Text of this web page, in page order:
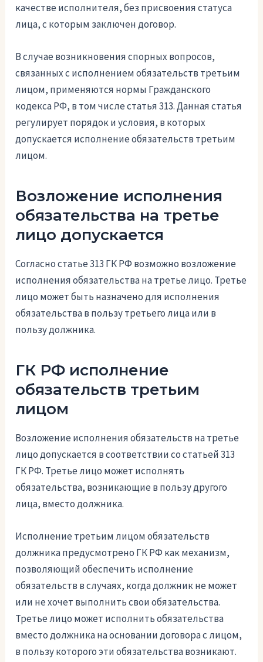
качестве исполнителя, без присвоения статуса
лица, с которым заключен договор.
В случае возникновения спорных вопросов,
связанных с исполнением обязательств третьим
лицом, применяются нормы Гражданского
кодекса РФ, в том числе статья 313. Данная статья
регулирует порядок и условия, в которых
допускается исполнение обязательств третьим
лицом.
Возложение исполнения
обязательства на третье
лицо допускается
Согласно статье 313 ГК РФ возможно возложение
исполнения обязательства на третье лицо. Третье
лицо может быть назначено для исполнения
обязательства в пользу третьего лица или в
пользу должника.
ГК РФ исполнение
обязательств третьим
лицом
Возложение исполнения обязательств на третье
лицо допускается в соответствии со статьей 313
ГК РФ. Третье лицо может исполнять
обязательства, возникающие в пользу другого
лица, вместо должника.
Исполнение третьим лицом обязательств
должника предусмотрено ГК РФ как механизм,
позволяющий обеспечить исполнение
обязательств в случаях, когда должник не может
или не хочет выполнить свои обязательства.
Третье лицо может исполнить обязательства
вместо должника на основании договора с лицом,
в пользу которого эти обязательства возникают.